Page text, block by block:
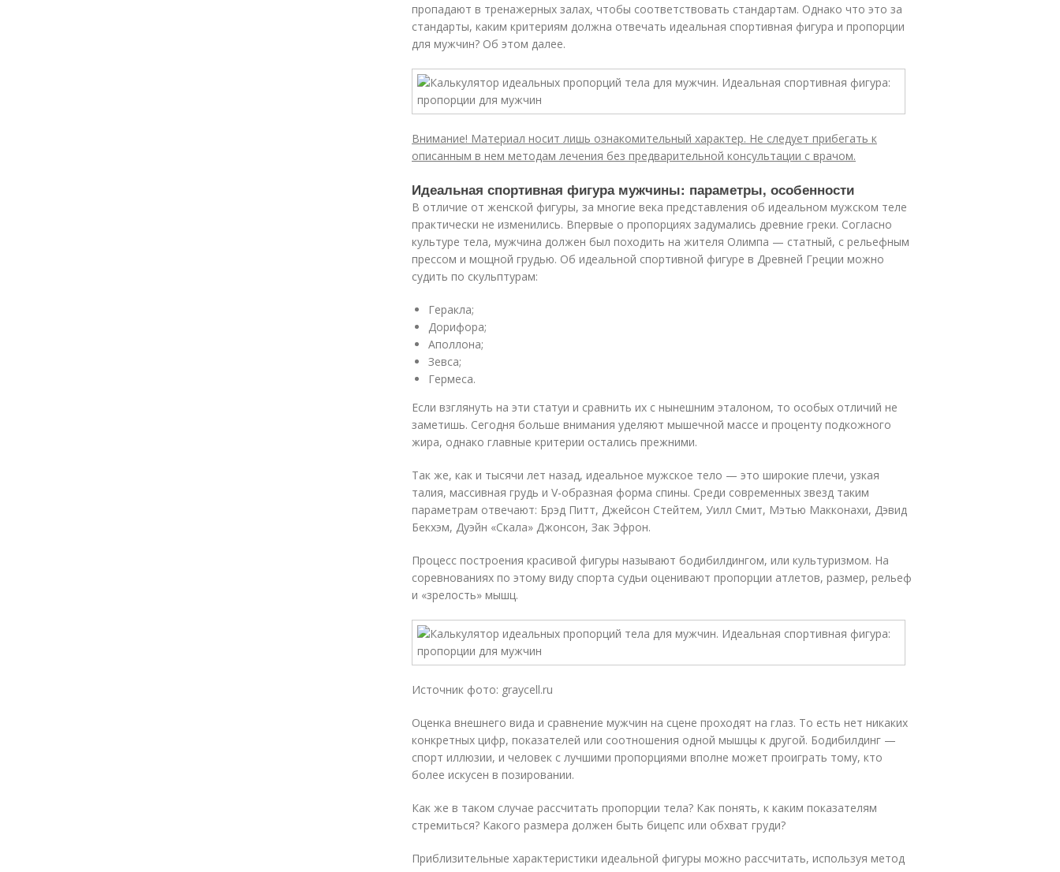
пропадают в тренажерных залах, чтобы соответствовать стандартам. Однако что это за
стандарты, каким критериям должна отвечать идеальная спортивная фигура и пропорции
для мужчин? Об этом далее.
Внимание! Материал носит лишь ознакомительный характер. Не следует прибегать к
описанным в нем методам лечения без предварительной консультации с врачом.
Идеальная спортивная фигура мужчины: параметры, особенности
В отличие от женской фигуры, за многие века представления об идеальном мужском теле
практически не изменились. Впервые о пропорциях задумались древние греки. Согласно
культуре тела, мужчина должен был походить на жителя Олимпа — статный, с рельефным
прессом и мощной грудью. Об идеальной спортивной фигуре в Древней Греции можно
судить по скульптурам:
Геракла;
Дорифора;
Аполлона;
Зевса;
Гермеса.
Если взглянуть на эти статуи и сравнить их с нынешним эталоном, то особых отличий не
заметишь. Сегодня больше внимания уделяют мышечной массе и проценту подкожного
жира, однако главные критерии остались прежними.
Так же, как и тысячи лет назад, идеальное мужское тело — это широкие плечи, узкая
талия, массивная грудь и V-образная форма спины. Среди современных звезд таким
параметрам отвечают: Брэд Питт, Джейсон Стейтем, Уилл Смит, Мэтью Макконахи, Дэвид
Бекхэм, Дуэйн «Скала» Джонсон, Зак Эфрон.
Процесс построения красивой фигуры называют бодибилдингом, или культуризмом. На
соревнованиях по этому виду спорта судьи оценивают пропорции атлетов, размер, рельеф
и «зрелость» мышц.
Источник фото: graycell.ru
Оценка внешнего вида и сравнение мужчин на сцене проходят на глаз. То есть нет никаких
конкретных цифр, показателей или соотношения одной мышцы к другой. Бодибилдинг —
спорт иллюзии, и человек с лучшими пропорциями вполне может проиграть тому, кто
более искусен в позировании.
Как же в таком случае рассчитать пропорции тела? Как понять, к каким показателям
стремиться? Какого размера должен быть бицепс или обхват груди?
Приблизительные характеристики идеальной фигуры можно рассчитать, используя метод